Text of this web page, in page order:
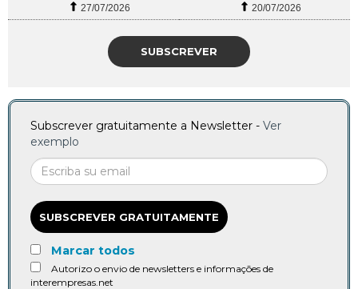
27/07/2026 20/07/2026
SUBSCREVER
Subscrever gratuitamente a Newsletter - Ver
exemplo
SUBSCREVER GRATUITAMENTE
Marcar todos
Autorizo o envio de newsletters e informações de
interempresas.net